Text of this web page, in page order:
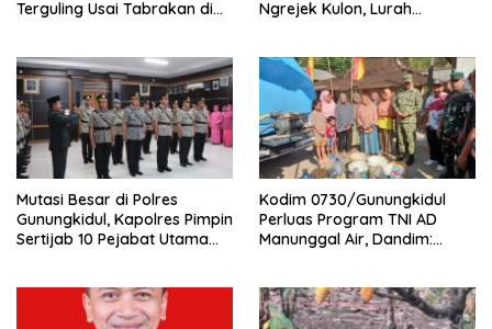
Terguling Usai Tabrakan di
Ngrejek Kulon, Lurah
Warga
Mutasi Besar di Polres
Gunungkidul, Kapolres Pimpin
Sertijab 10 Pejabat Utama
Kodim 0730/Gunungkidul
Perluas Program TNI AD
Manunggal Air, Dandim: